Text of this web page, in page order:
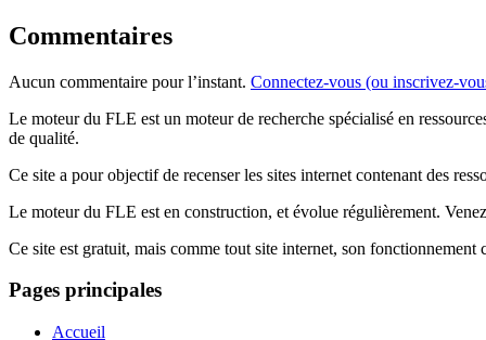
Commentaires
Aucun commentaire pour l’instant. Connectez-vous (ou inscrivez-
Le moteur du FLE est un moteur de recherche spécialisé en
de qualité.
Ce site a pour objectif de recenser les sites internet contenant des
Le moteur du FLE est en construction, et évolue régulièrement.
Ce site est gratuit, mais comme tout site internet, son
Pages principales
Accueil